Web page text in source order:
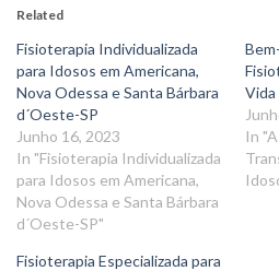
Related
Fisioterapia Individualizada
para Idosos em Americana,
Nova Odessa e Santa Bárbara
d´Oeste-SP
Junho 16, 2023
In "Fisioterapia Individualizada
para Idosos em Americana,
Nova Odessa e Santa Bárbara
d´Oeste-SP"
Vida
In
Fisioterapia Especializada para